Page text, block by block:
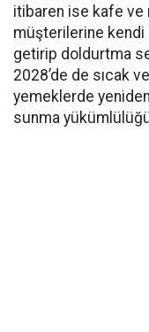
itibaren ise kafe ve
müşterilerine kendi
getirip doldurtma
2028’de de sıcak
yemeklerde
sunma